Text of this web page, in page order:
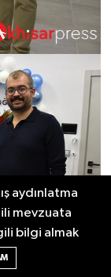
aydınlatma
mevzuata
bilgi almak